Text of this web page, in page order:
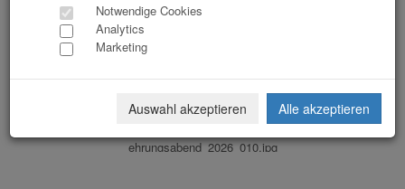
ehrungsabend_2026_010.jpg
Notwendige Cookies
Analytics
Marketing
Auswahl akzeptieren Alle akzeptieren